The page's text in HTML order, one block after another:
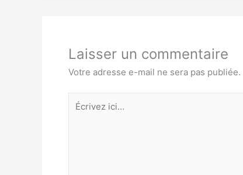
Laisser un commentaire
Votre adresse e-mail ne sera pas publiée.
Écrivez
ici…